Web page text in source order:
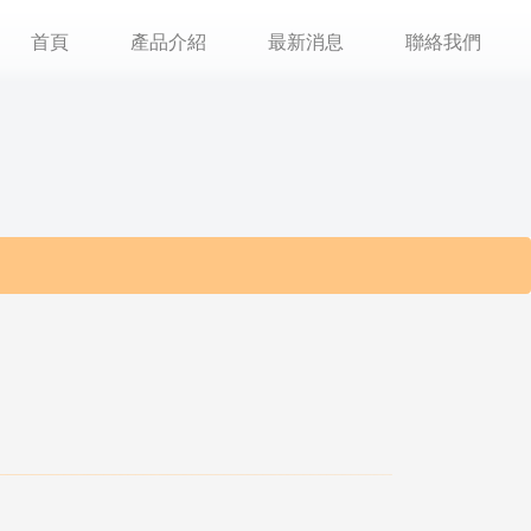
首頁 產品介紹 最新消息 聯絡我們